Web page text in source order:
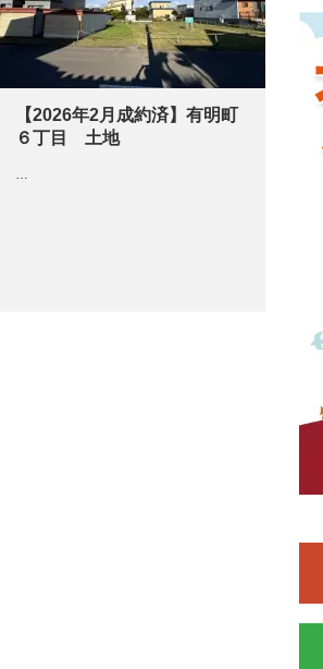
【2026年2月成約済】有明町
６丁目 土地
…